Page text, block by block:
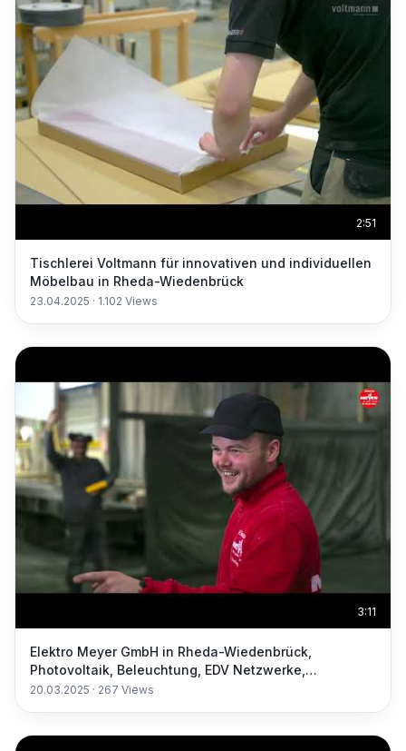
2:51
Tischlerei Voltmann für innovativen und individuellen
Möbelbau in Rheda-Wiedenbrück
23.04.2025 · 1.102 Views
3:11
Elektro Meyer GmbH in Rheda-Wiedenbrück,
Photovoltaik, Beleuchtung, EDV Netzwerke,
Elektrogeräte
20.03.2025 · 267 Views